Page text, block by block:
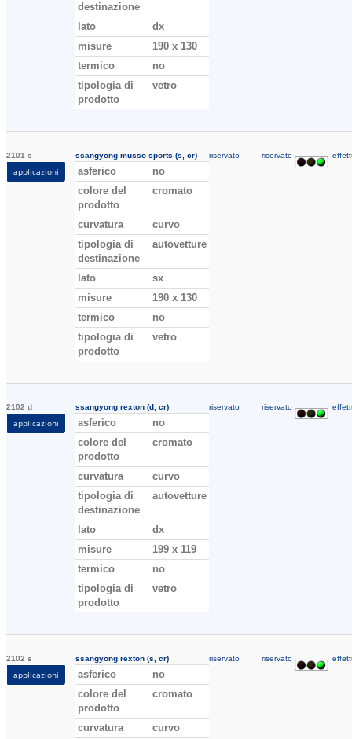
destinazione
lato
dx
misure
190 x 130
termico
no
tipologia di
prodotto
vetro
2101 s
applicazioni
ssangyong musso sports (s, cr)
asferico
no
colore del
prodotto
cromato
curvatura
curvo
tipologia di
destinazione
autovetture
lato
sx
misure
190 x 130
termico
no
tipologia di
prodotto
vetro
riservato riservato
2102 d
applicazioni
ssangyong rexton (d, cr)
asferico
no
colore del
prodotto
cromato
curvatura
curvo
tipologia di
destinazione
autovetture
lato
dx
misure
199 x 119
termico
no
tipologia di
prodotto
vetro
riservato riservato
2102 s
applicazioni
ssangyong rexton (s, cr)
asferico
no
colore del
prodotto
cromato
curvatura curvo
riservato riservato